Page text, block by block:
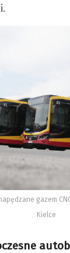
gazem
Kielce